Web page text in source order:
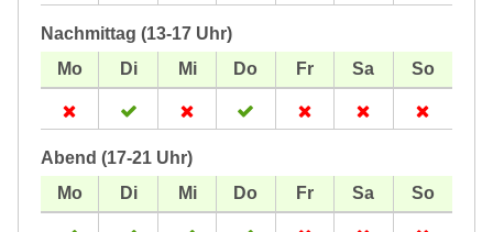
Nachmittag (13-17 Uhr)
Abend (17-21 Uhr)